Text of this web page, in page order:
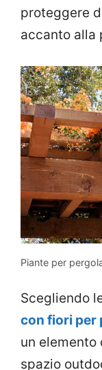
proteggere
accanto alla
Piante per
Scegliendo
con fiori per
un
spazio